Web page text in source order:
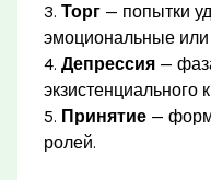
3.Торг — попытки
эмоциональные
4.Депрессия —
экзистенциального
5. Принятие —
ролей.